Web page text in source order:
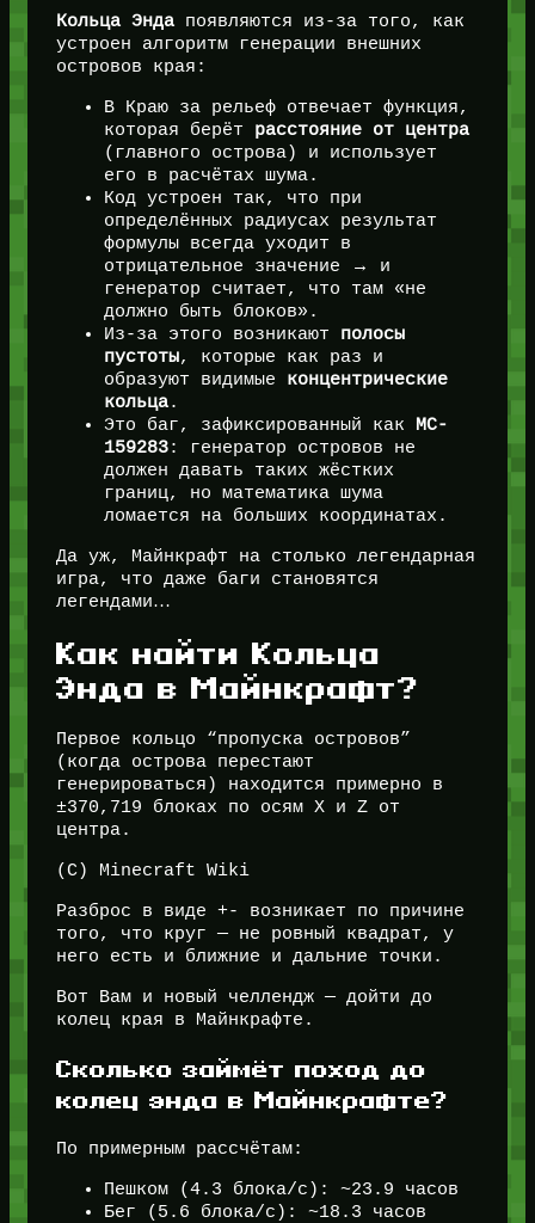
Кольца Эндапоявляются из-за того, как
устроен алгоритм генерации внешних
островов края:
В Краю за рельеф отвечает функция,
которая берёт расстояние от центра
(главного острова) и использует
его в расчётах шума.
Код устроен так, что при
определённых радиусах результат
формулы всегда уходит в
отрицательное значение → и
генератор считает, что там «не
должно быть блоков».
Из-за этого возникают полосы
пустоты, которые как раз и
образуют видимые концентрические
кольца.
Это баг, зафиксированный как
MC-
159283: генератор островов не
должен давать таких жёстких
границ, но математика шума
ломается на больших координатах.
Да уж, Майнкрафт на столько легендарная
игра, что даже баги становятся
легендами…
Как найти Кольца
Энда в Майнкрафт?
Первое кольцо “пропуска островов”
(когда острова перестают
генерироваться) находится примерно в
±370,719 блоках по осям X и Z от
центра.
(C) Minecraft Wiki
Разброс в виде +- возникает по причине
того, что круг — не ровный квадрат, у
него есть и ближние и дальние точки.
Вот Вам и новый челлендж — дойти до
колец края в Майнкрафте.
Сколько займёт поход до
колец энда в Майнкрафте?
По примерным рассчётам:
Пешком (4.3 блока/с): ~23.9 часов
Бег (5.6 блока/с): ~18.3 часов